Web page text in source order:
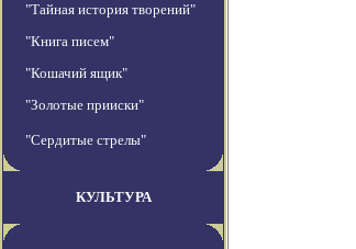
"Тайная история творений"
"Книга писем"
"Кошачий ящик"
"Золотые прииски"
"Сердитые стрелы"
КУЛЬТУРА